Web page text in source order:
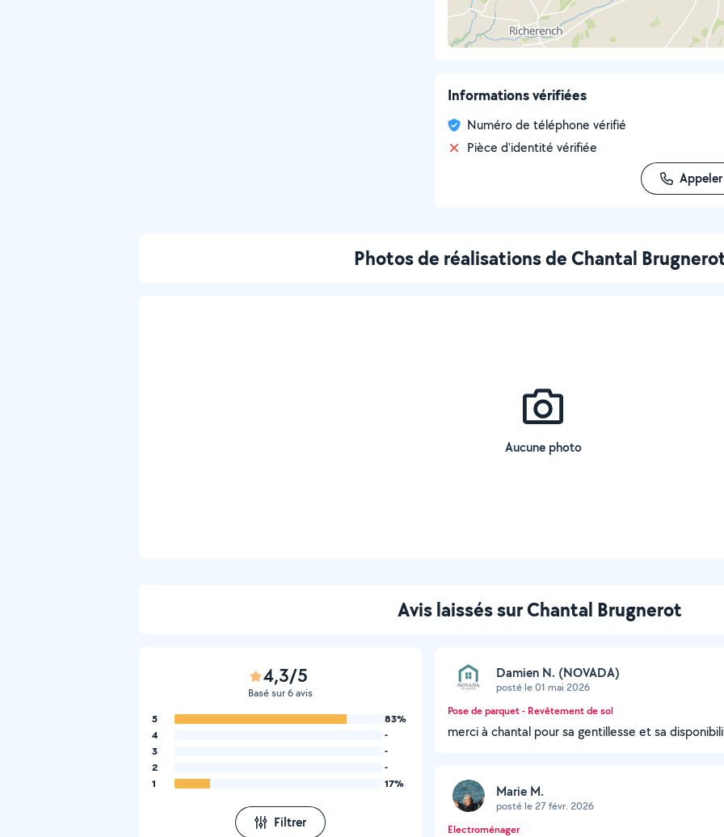
Informations vérifiées
Numéro de téléphone vérifié
Pièce d'identité vérifiée
Appeler
Photos de réalisations de Chantal
Aucune photo
Avis laissés sur Chantal Brugnerot
4,3/5
Basé sur 6 avis
5
83%
4
-
3
-
2
-
1
17%
Filtrer
Damien N. (NOVADA)
posté le 01 mai 2026
Pose de parquet - Revêtement de sol
merci à chantal pour sa gentillesse et sa
Marie M.
posté le 27 févr. 2026
Electroménager